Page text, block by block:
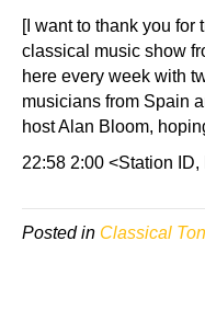
[I want to thank you for
classical music show
here every week with
musicians from Spain
host Alan Bloom,
22:58 2:00 <Station
Posted in Classical